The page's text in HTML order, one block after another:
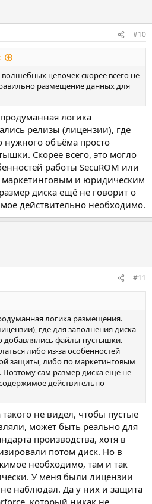
#10
волшебных цепочек скорее всего не
размещение данных для
логика
релизы (лицензии), где
нужного объёма просто
Скорее всего, это могло
работы SecuROM или
и юридическим
диска ещё не говорит о
действительно необходимо.
#11
логика размещения.
где для заполнения диска
добавлялись файлы-пустышки.
либо из-за особенностей
защиты, либо по маркетинговым
сам размер диска ещё не
действительно
не видел, чтобы пустые
может быть реально для
производства, хотя в
потом диск. Но в
необходимо, там и так
У меня были лицензии
не наблюдал. Да у них и защита
который никак не